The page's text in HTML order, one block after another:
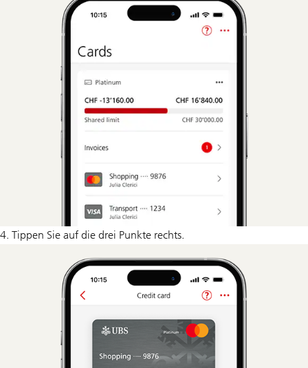
4. Tippen Sie auf die drei Punkte rechts.